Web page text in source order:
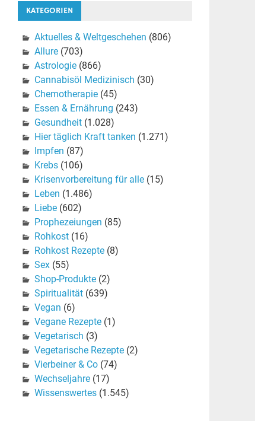
KATEGORIEN
Aktuelles & Weltgeschehen (806)
Allure(703)
Astrologie(866)
Cannabisöl Medizinisch (30)
Chemotherapie(45)
Essen & Ernährung (243)
Gesundheit(1.028)
Hier täglich Kraft tanken (1.271)
Impfen (87)
Krebs(106)
Krisenvorbereitung für alle(15)
Leben (1.486)
Liebe(602)
Prophezeiungen (85)
Rohkost(16)
Rohkost Rezepte(8)
Sex(55)
Shop-Produkte(2)
Spiritualität(639)
Vegan (6)
Vegane Rezepte(1)
Vegetarisch (3)
Vegetarische Rezepte(2)
Vierbeiner & Co(74)
Wechseljahre(17)
Wissenswertes(1.545)